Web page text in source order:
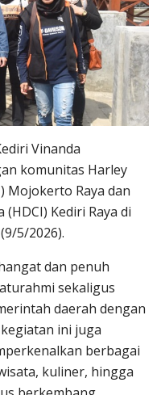
Vinanda
komunitas Harley
Mojokerto Raya dan
Kediri Raya di
5/2026).
dan penuh
sekaligus
daerah dengan
ini juga
berbagai
kuliner, hingga